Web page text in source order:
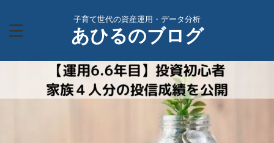
子育て世代の資産運用・データ分析
あひるのブログ